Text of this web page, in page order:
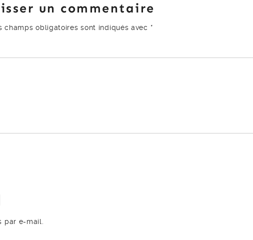
un commentaire
champs obligatoires sont indiqués avec *
par e-mail.